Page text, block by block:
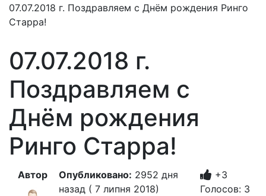
07.07.2018 г. Поздравляем с Днём рождения Ринго
Старра!
07.07.2018 г.
Поздравляем с
Днём рождения
Ринго Старра!
Автор Опубликовано: 2952 дня
назад ( 7 липня 2018)
+3
Голосов: 3